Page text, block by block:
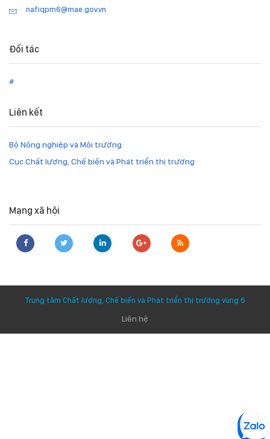
nafiqpm6@mae.gov.vn
Đối tác
#
Liên kết
Bộ Nông nghiệp và Môi trường
Cục Chất lượng, Chế biến và Phát triển thị trường
Mạng xã hội
Trung tâm Chất lượng, Chế biến và Phát triển thị trường vùng 6
Liên hệ